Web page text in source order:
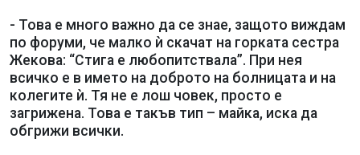
- Това е много важно да се знае, защото виждам
по форуми, че малко ѝ скачат на горката сестра
Жекова: “Стига е любопитствала”. При нея
всичко е в името на доброто на болницата и на
колегите ѝ. Тя не е лош човек, просто е
загрижена. Това е такъв тип – майка, иска да
обгрижи всички.